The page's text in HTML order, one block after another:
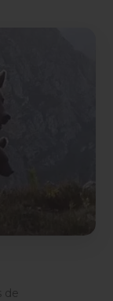
de